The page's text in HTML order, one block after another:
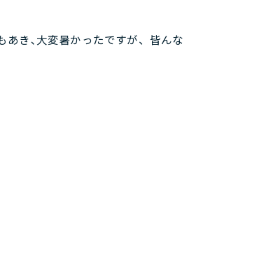
あき､大変暑かったですが、皆んな